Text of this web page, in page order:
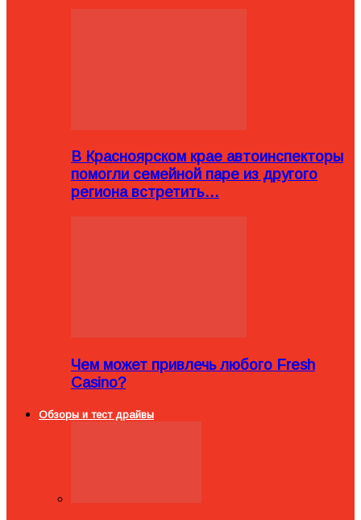
В Красноярском крае автоинспекторы
помогли семейной паре из другого
региона встретить…
Чем может привлечь любого Fresh
Casino?
Обзоры и тест драйвы